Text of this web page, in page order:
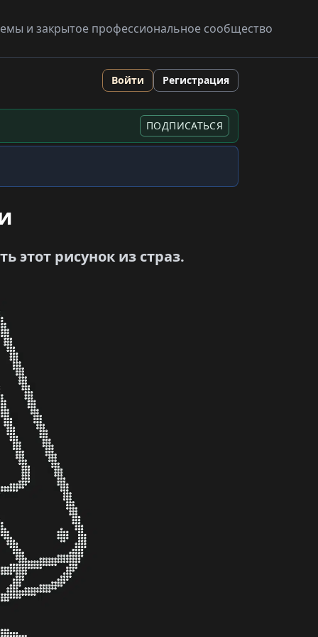
и закрытое профессиональное сообщество
Войти Регистрация
ПОДПИСАТЬСЯ
этот рисунок из страз.